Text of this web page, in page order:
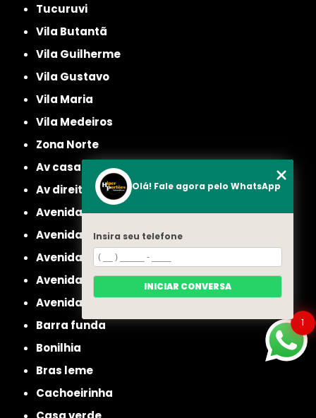
Tucuruvi
Vila Butantã
Vila Guilherme
Vila Gustavo
Vila Maria
Vila Medeiros
Zona Norte
av casa verde
av direitos humanos
avenida casa verde
avenida deputado emilio carlos
avenida engenheiro caetano alvares
avenida imirin
avenida inajar de souza
barra funda
bonilhia
bras leme
cachoeirinha
1
Olá! Fale agora pelo WhatsApp
Insira seu telefone
INICIAR CONVERSA